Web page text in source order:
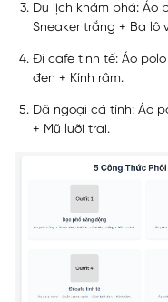
Du lịch khám phá: Áo
Sneaker trắng + Ba lô
Đi cafe tinh tế: Áo
đen + Kính râm.
Dã ngoại cá tính: Áo
+ Mũ lưỡi trai.